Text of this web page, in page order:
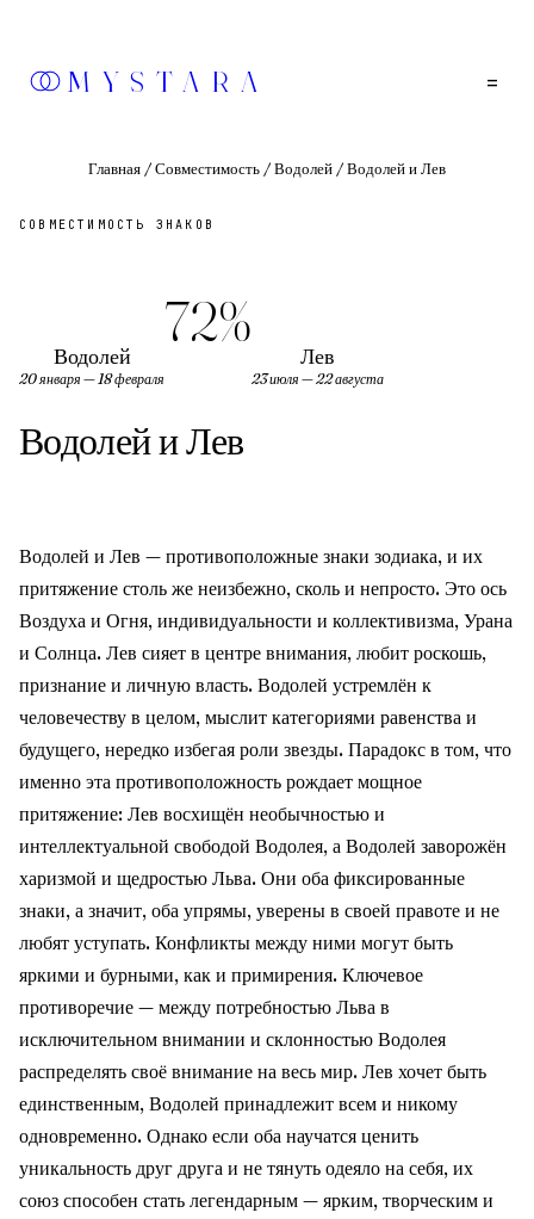
MYSTARA =
Главная /Совместимость /Водолей /Водолей и Лев
СОВМЕСТИМОСТЬ ЗНАКОВ
Водолей
20 января — 18 февраля
72%
Лев
23 июля — 22 августа
ВодолейиЛев
Водолей и Лев — противоположные знаки зодиака, и их
притяжение столь же неизбежно, сколь и непросто. Это ось
Воздуха и Огня, индивидуальности и коллективизма, Урана
и Солнца. Лев сияет в центре внимания, любит роскошь,
признание и личную власть. Водолей устремлён к
человечеству в целом, мыслит категориями равенства и
будущего, нередко избегая роли звезды. Парадокс в том, что
именно эта противоположность рождает мощное
притяжение: Лев восхищён необычностью и
интеллектуальной свободой Водолея, а Водолей заворожён
харизмой и щедростью Льва. Они оба фиксированные
знаки, а значит, оба упрямы, уверены в своей правоте и не
любят уступать. Конфликты между ними могут быть
яркими и бурными, как и примирения. Ключевое
противоречие — между потребностью Льва в
исключительном внимании и склонностью Водолея
распределять своё внимание на весь мир. Лев хочет быть
единственным, Водолей принадлежит всем и никому
одновременно. Однако если оба научатся ценить
уникальность друг друга и не тянуть одеяло на себя, их
союз способен стать легендарным — ярким, творческим и